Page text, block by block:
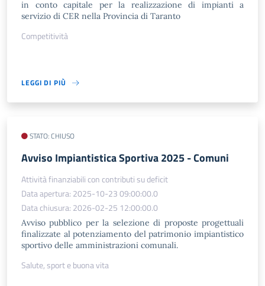
in conto capitale per la realizzazione di impianti a
servizio di CER nella Provincia di Taranto
Competitività
LEGGI DI PIÙ
STATO: CHIUSO
Avviso Impiantistica Sportiva 2025 - Comuni
Attività finanziabili con contributi su deficit
Data apertura: 2025-10-23 09:00:00.0
Data chiusura: 2026-02-25 12:00:00.0
Avviso pubblico per la selezione di proposte progettuali
finalizzate al potenziamento del patrimonio impiantistico
sportivo delle amministrazioni comunali.
Salute, sport e buona vita